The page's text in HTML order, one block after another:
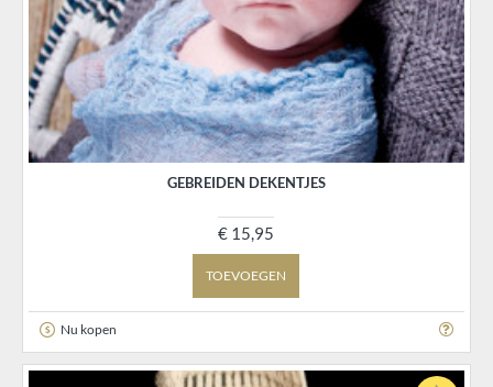
GEBREIDEN DEKENTJES
€ 15,95
TOEVOEGEN
Nu kopen